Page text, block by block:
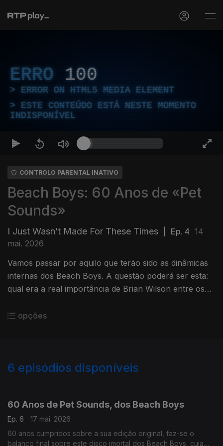
ERRO 100
ERROR ON HTML5 MEDIA ELEMENT
ESTE CONTEÚDO ESTÁ NESTE MOMENTO
INDISPONÍVEL
CONTROLO PARENTAL INATIVO
Beach Boys: 60 Anos de «Pet
Sounds»
I Just Wasn’t Made For These Times Ep. 4 14
mai. 2026
Vamos passar por aquilo que terão sido as dinâmicas
internas dos Beach Boys. A questão poderá ser esta:
qual era a real importância de Brian Wilson entre os
opções
6 episódios disponíveis
60 Anos de Pet Sounds, dos Beach Boys
Ep. 6
17 mai. 2026
60 anos cumpridos sobre a sua edição original, faz-se o
balanço final sobre este disco imortal dos Beach Boys, cuja